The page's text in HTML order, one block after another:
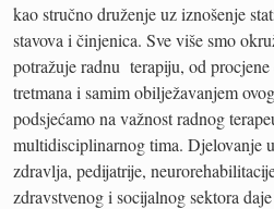
kao stručno druženje uz iznošenje
stavova i činjenica. Sve više smo
potražuje radnu terapiju, od
tretmana i samim obilježavanjem
podsjećamo na važnost radnog
multidisciplinarnog tima. Djelovanje
zdravlja, pedijatrije,
zdravstvenog i socijalnog sektora